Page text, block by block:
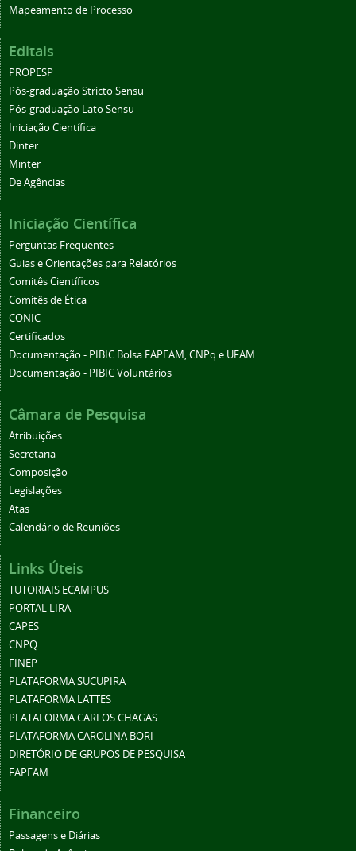
Mapeamento de Processo
Editais
PROPESP
Pós-graduação Stricto Sensu
Pós-graduação Lato Sensu
Iniciação Científica
Dinter
Minter
De Agências
Iniciação Científica
Perguntas Frequentes
Guias e Orientações para Relatórios
Comitês Científicos
Comitês de Ética
CONIC
Certificados
Documentação - PIBIC Bolsa FAPEAM, CNPq e UFAM
Documentação - PIBIC Voluntários
Câmara de Pesquisa
Atribuições
Secretaria
Composição
Legislações
Atas
Calendário de Reuniões
Links Úteis
TUTORIAIS ECAMPUS
PORTAL LIRA
CAPES
CNPQ
FINEP
PLATAFORMA SUCUPIRA
PLATAFORMA LATTES
PLATAFORMA CARLOS CHAGAS
PLATAFORMA CAROLINA BORI
DIRETÓRIO DE GRUPOS DE PESQUISA
FAPEAM
Financeiro
Passagens e Diárias